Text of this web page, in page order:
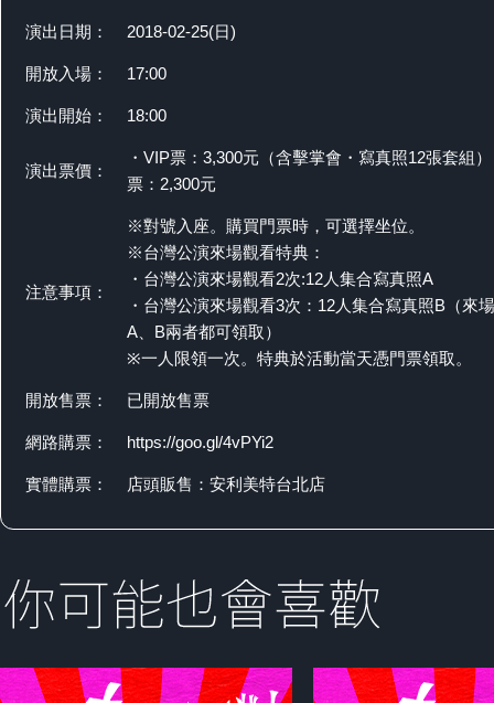
演出日期： 2018-02-25(日)
開放入場： 17:00
演出開始： 18:00
演出票價：
・VIP票：3,300元（含擊掌會・寫真照12張套組
票：2,300元
注意事項：
※對號入座。購買門票時，可選擇坐位。
※台灣公演來場觀看特典：
・台灣公演來場觀看2次:12人集合寫真照A
・台灣公演來場觀看3次：12人集合寫真照B（來
A、B兩者都可領取）
※一人限領一次。特典於活動當天憑門票領取。
開放售票： 已開放售票
網路購票： https://goo.gl/4vPYi2
實體購票： 店頭販售：安利美特台北店